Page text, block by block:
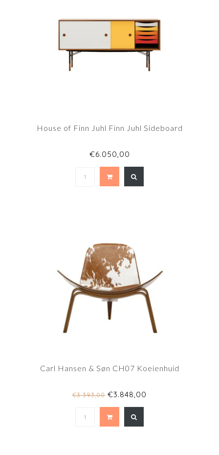
House of Finn Juhl Finn Juhl Sideboard
€6.050,00
Carl Hansen & Søn CH07 Koeienhuid
€3.393,00 €3.848,00